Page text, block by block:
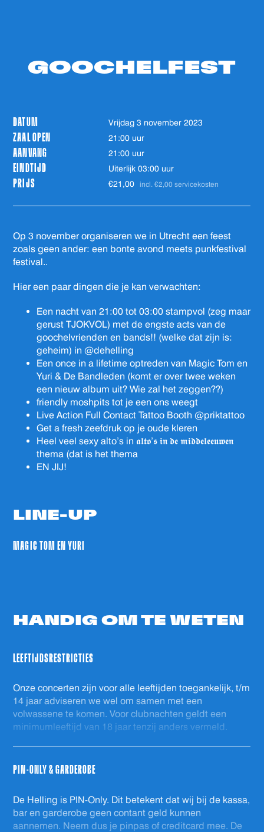
GOOCHELFEST
DATUM vrijdag 3 november 2023
ZAAL OPEN 21:00 uur
AANVANG 21:00 uur
EINDTIJD Uiterlijk 03:00 uur
PRIJS €21,00 incl. €2,00 servicekosten
Op 3 november organiseren we in Utrecht een feest
zoals geen ander: een bonte avond meets punkfestival
festival..
Hier een paar dingen die je kan verwachten:
Een nacht van 21:00 tot 03:00 stampvol (zeg maar
gerust TJOKVOL) met de engste acts van de
goochelvrienden en bands!! (welke dat zijn is:
geheim) in @dehelling
Een once in a lifetime optreden van Magic Tom en
Yuri & De Bandleden (komt er over twee weken
een nieuw album uit? Wie zal het zeggen??)
friendly moshpits tot je een ons weegt
Live Action Full Contact Tattoo Booth @priktattoo
Get a fresh zeefdruk op je oude kleren
Heel veel sexy alto’s in 𝖆𝖑𝖙𝖔’𝖘 𝖎𝖓 𝖉𝖊 𝖒𝖎𝖉𝖉𝖊𝖑𝖊𝖊𝖚𝖜𝖊𝖓
thema (dat is het thema
EN JIJ!
LINE-UP
MAGIC TOM EN YURI
HANDIG OMTE WETEN
LEEFTIJDSRESTRICTIES
Onze concerten zijn voor alle leeftijden toegankelijk, t/m
14 jaar adviseren we wel om samen met een
volwassene te komen. Voor clubnachten geldt een
minimumleeftijd van 18 jaar tenzij anders vermeld.
PIN-ONLY & GARDEROBE
De Helling is PIN-Only. Dit betekent dat wij bij de kassa,
bar en garderobe geen contant geld kunnen
aannemen. Neem dus je pinpas of creditcard mee. De